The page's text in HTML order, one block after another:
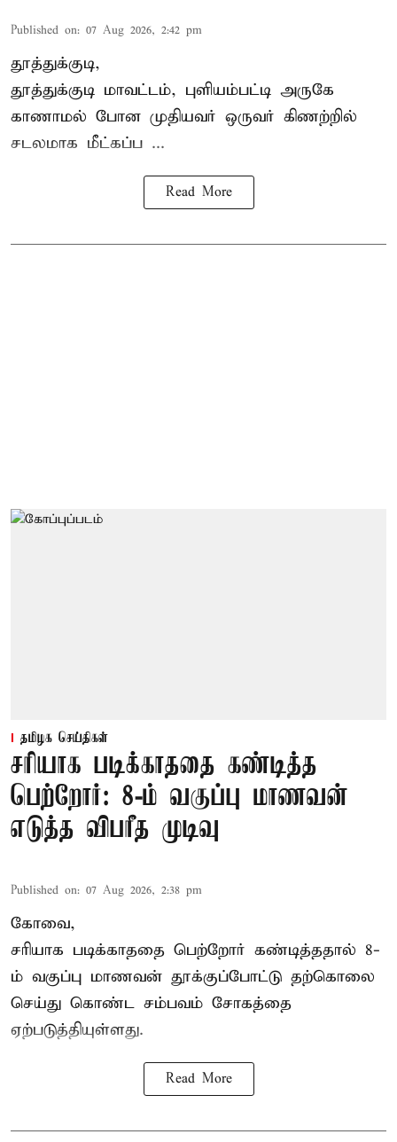
Published on: 07 Aug 2026, 2:42 pm
தூத்துக்குடி,
தூத்துக்குடி மாவட்டம், புளியம்பட்டி அருகே
காணாமல் போன முதியவர் ஒருவர் கிணற்றில்
சடலமாக மீட்கப்ப ...
Read More
தமிழக செய்திகள்
சரியாக படிக்காததை கண்டித்த
பெற்றோர்: 8-ம் வகுப்பு மாணவன்
எடுத்த விபரீத முடிவு
Published on: 07 Aug 2026, 2:38 pm
கோவை,
சரியாக படிக்காததை பெற்றோர் கண்டித்ததால் 8-
ம் வகுப்பு மாணவன் தூக்குப்போட்டு தற்கொலை
செய்து கொண்ட சம்பவம் சோகத்தை
ஏற்படுத்தியுள்ளது.
Read More